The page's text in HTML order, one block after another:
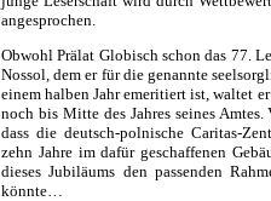
angesprochen.
Obwohl Prälat Globisch schon das 77.
Nossol, dem er für die genannte
einem halben Jahr emeritiert ist, waltet
noch bis Mitte des Jahres seines
dass die deutsch-polnische Caritas-
zehn Jahre im dafür geschaffenen
dieses Jubiläums den passenden
könnte…